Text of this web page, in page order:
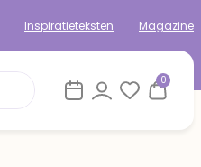
Inspiratieteksten Magazine
0